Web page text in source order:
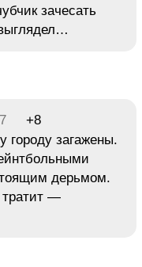
зачесать
+8
городу загажены.
дерьмом.
тратит —